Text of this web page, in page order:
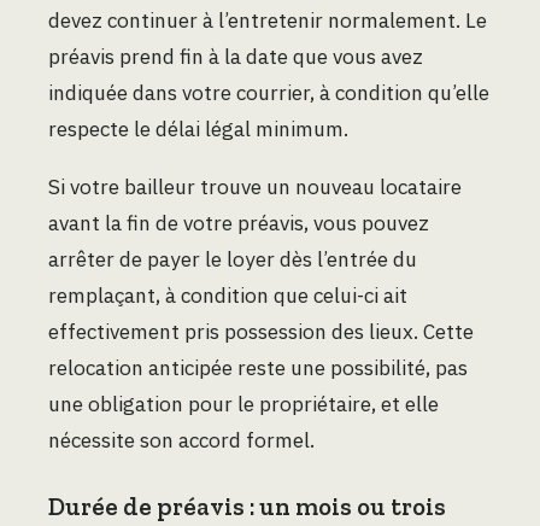
devez continuer à l’entretenir normalement. Le
préavis prend fin à la date que vous avez
indiquée dans votre courrier, à condition qu’elle
respecte le délai légal minimum.
Si votre bailleur trouve un nouveau locataire
avant la fin de votre préavis, vous pouvez
arrêter de payer le loyer dès l’entrée du
remplaçant, à condition que celui-ci ait
effectivement pris possession des lieux. Cette
relocation anticipée reste une possibilité, pas
une obligation pour le propriétaire, et elle
nécessite son accord formel.
Durée de préavis : un mois ou trois